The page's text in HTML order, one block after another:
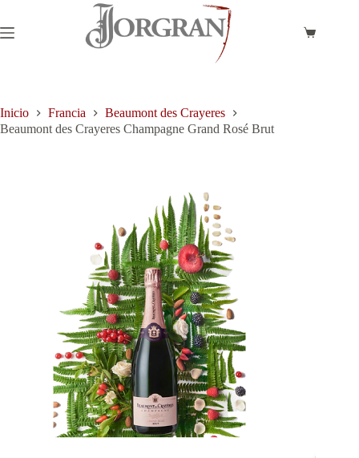
contenido
Carro
Inicio Francia
Beaumont des Crayeres
Beaumont des Crayeres Champagne Grand Rosé Brut